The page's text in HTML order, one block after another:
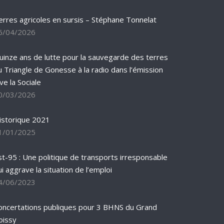
agricoles en sursis – Stéphane Tonnelat
04/2026
ans de lutte pour la sauvegarde des terres
Triangle de Gonesse à la radio dans l’émission
la Sociale
03/2026
2021
01/2025
95 : Une politique de transports irresponsable
aggrave la situation de l’emploi
06/2023
publiques pour 3 BHNS du Grand